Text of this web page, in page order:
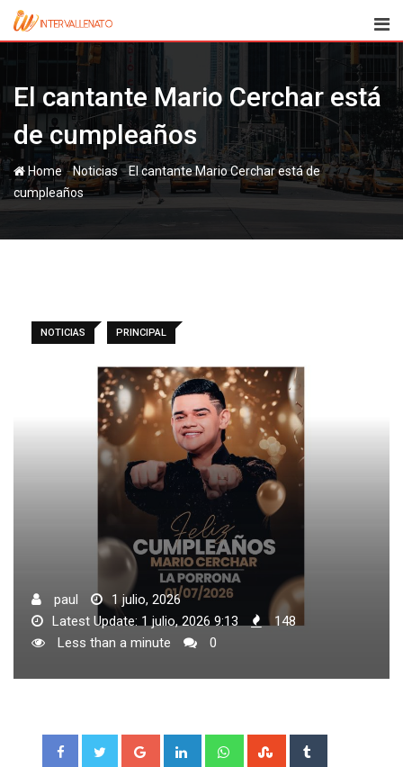
Skip
El cantante Mario Cerchar está
de cumpleaños
Home-Noticias-El cantante Mario Cerchar está de
cumpleaños
NOTICIAS PRINCIPAL
paul
1 julio, 2026
Latest Update: 1 julio, 2026 9:13
148
Less than a minute
0
Google+ LinkedIn WhatsappStumbleUpon